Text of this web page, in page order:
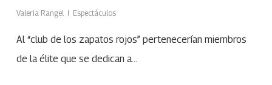
Valeria Rangel Espectáculos
Al “club de los zapatos rojos” pertenecerían miembros
de la élite que se dedican a…